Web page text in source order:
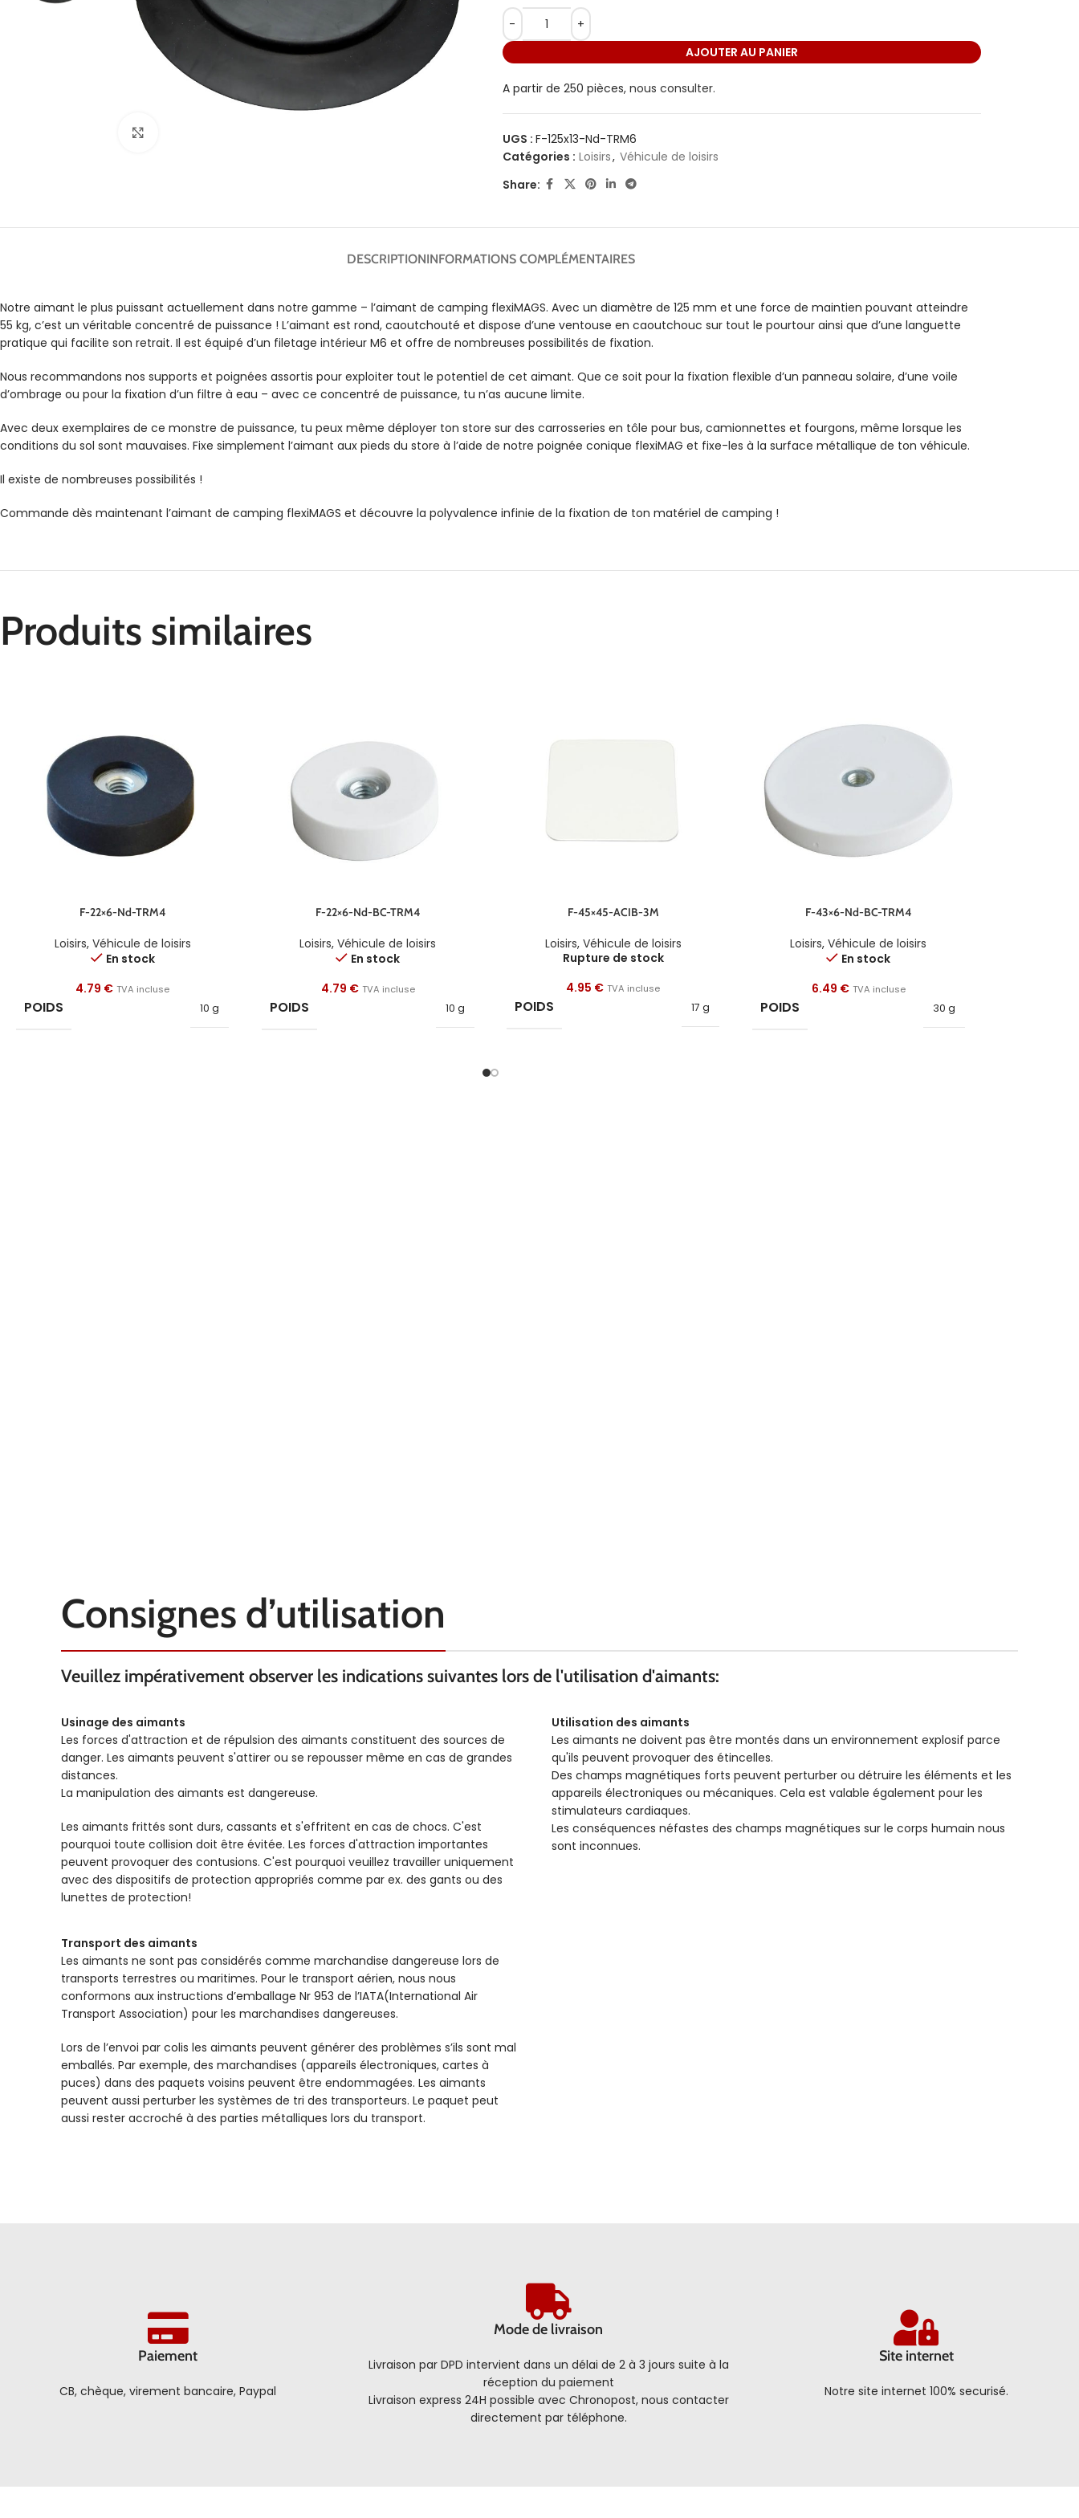
AJOUTER AU PANIER
A partir de 250 pièces, nous consulter.
UGS : F-125x13-Nd-TRM6
Catégories : Loisirs, Véhicule de loisirs
Share:
DESCRIPTIONINFORMATIONS COMPLÉMENTAIRES
Notre aimant le plus puissant actuellement dans notre gamme – l’aimant de camping flexiMAGS. Avec un diamètre de 125 mm et une force de maintien pouvant atteindre
55 kg, c’est un véritable concentré de puissance ! L’aimant est rond, caoutchouté et dispose d’une ventouse en caoutchouc sur tout le pourtour ainsi que d’une languette
pratique qui facilite son retrait. Il est équipé d’un filetage intérieur M6 et offre de nombreuses possibilités de fixation.
Nous recommandons nos supports et poignées assortis pour exploiter tout le potentiel de cet aimant. Que ce soit pour la fixation flexible d’un panneau solaire, d’une voile
d’ombrage ou pour la fixation d’un filtre à eau – avec ce concentré de puissance, tu n’as aucune limite.
Avec deux exemplaires de ce monstre de puissance, tu peux même déployer ton store sur des carrosseries en tôle pour bus, camionnettes et fourgons, même lorsque les
conditions du sol sont mauvaises. Fixe simplement l’aimant aux pieds du store à l’aide de notre poignée conique flexiMAG et fixe-les à la surface métallique de ton véhicule.
Il existe de nombreuses possibilités !
Commande dès maintenant l’aimant de camping flexiMAGS et découvre la polyvalence infinie de la fixation de ton matériel de camping !
Produits similaires
F-22×6-Nd-TRM4
Loisirs, Véhicule de loisirs
En stock
4.79 € TVA incluse
POIDS 10 g
F-22×6-Nd-BC-TRM4
Loisirs,Véhicule de loisirs
En stock
4.79 € TVA incluse
POIDS 10 g
F-45×45-ACIB-3M
Loisirs, Véhicule de loisirs
Rupture de stock
4.95 € TVA incluse
POIDS 17 g
F-43×6-Nd-BC-TRM4
Loisirs,Véhicule de loisirs
En stock
6.49 € TVA incluse
POIDS 30 g
Consignes d’utilisation
Veuillez impérativement observer les indications suivantes lors de l'utilisation d'aimants:
Usinage des aimants
Les forces d'attraction et de répulsion des aimants constituent des sources de
danger. Les aimants peuvent s'attirer ou se repousser même en cas de grandes
distances.
La manipulation des aimants est dangereuse.
Les aimants frittés sont durs, cassants et s'effritent en cas de chocs. C'est
pourquoi toute collision doit être évitée. Les forces d'attraction importantes
peuvent provoquer des contusions. C'est pourquoi veuillez travailler uniquement
avec des dispositifs de protection appropriés comme par ex. des gants ou des
lunettes de protection!
Transport des aimants
Les aimants ne sont pas considérés comme marchandise dangereuse lors de
transports terrestres ou maritimes. Pour le transport aérien, nous nous
conformons aux instructions d’emballage Nr 953 de l’IATA(International Air
Transport Association) pour les marchandises dangereuses.
Lors de l’envoi par colis les aimants peuvent générer des problèmes s’ils sont mal
emballés. Par exemple, des marchandises (appareils électroniques, cartes à
puces) dans des paquets voisins peuvent être endommagées. Les aimants
peuvent aussi perturber les systèmes de tri des transporteurs. Le paquet peut
aussi rester accroché à des parties métalliques lors du transport.
Utilisation des aimants
Les aimants ne doivent pas être montés dans un environnement explosif parce
qu'ils peuvent provoquer des étincelles.
Des champs magnétiques forts peuvent perturber ou détruire les éléments et les
appareils électroniques ou mécaniques. Cela est valable également pour les
stimulateurs cardiaques.
Les conséquences néfastes des champs magnétiques sur le corps humain nous
sont inconnues.
Paiement
CB, chèque, virement bancaire, Paypal
Mode de livraison
Livraison par DPD intervient dans un délai de 2 à 3 jours suite à la
réception du paiement
Livraison express 24H possible avec Chronopost, nous contacter
directement par téléphone.
Site internet
Notre site internet 100% securisé.